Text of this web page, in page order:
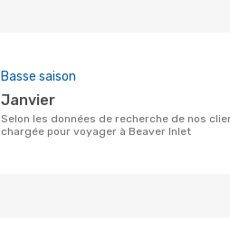
Basse saison
janvier
Selon les données de recherche de nos clients, janvier est la période la moins
chargée pour voyager à Beaver Inlet